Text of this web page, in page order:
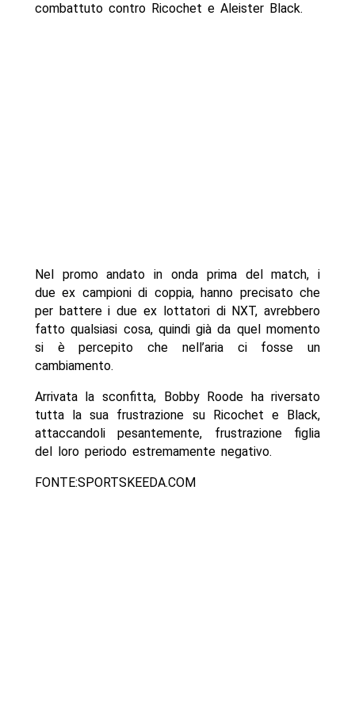
combattuto contro Ricochet e Aleister Black.
Nel promo andato in onda prima del match, i
due ex campioni di coppia, hanno precisato che
per battere i due ex lottatori di NXT, avrebbero
fatto qualsiasi cosa, quindi già da quel momento
si è percepito che nell’aria ci fosse un
cambiamento.
Arrivata la sconfitta, Bobby Roode ha riversato
tutta la sua frustrazione su Ricochet e Black,
attaccandoli pesantemente, frustrazione figlia
del loro periodo estremamente negativo.
FONTE:SPORTSKEEDA.COM